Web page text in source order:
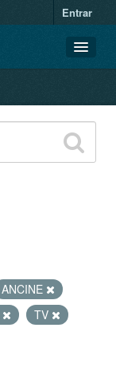
Entrar
ANCINE
TV